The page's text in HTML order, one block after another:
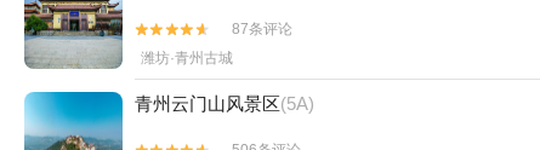


87条评论
潍坊·青州古城
青州云门山风景区(5A)